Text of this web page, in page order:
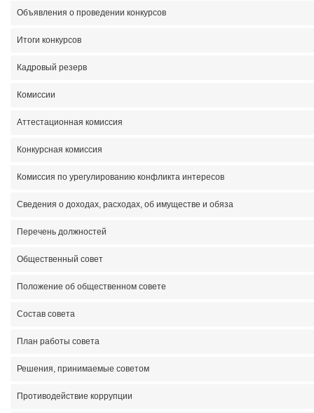
Объявления о проведении конкурсов
Итоги конкурсов
Кадровый резерв
Комиссии
Аттестационная комиссия
Конкурсная комиссия
Комиссия по урегулированию конфликта интересов
Сведения о доходах, расходах, об имуществе и обяза
Перечень должностей
Общественный совет
Положение об общественном совете
Состав совета
План работы совета
Решения, принимаемые советом
Противодействие коррупции